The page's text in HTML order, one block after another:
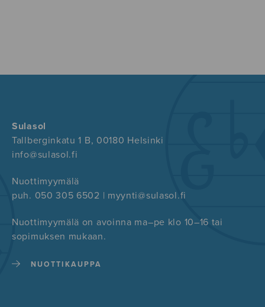
Sulasol
Tallberginkatu 1 B, 00180 Helsinki
info@sulasol.fi
Nuottimyymälä
puh. 050 305 6502 | myynti@sulasol.fi
Nuottimyymälä on avoinna ma–pe klo 10–16 tai
sopimuksen mukaan.
NUOTTIKAUPPA